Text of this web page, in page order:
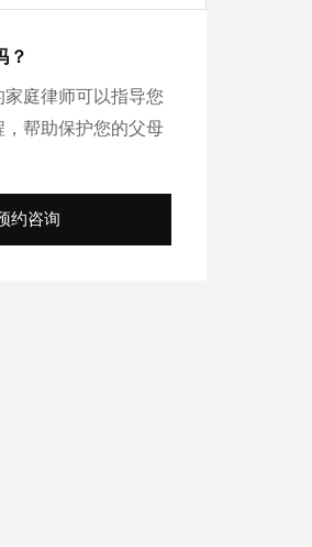
？
庭律师可以指导您
帮助保护您的父母
约咨询